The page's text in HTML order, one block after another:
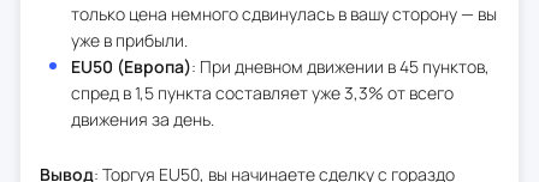
только цена немного сдвинулась в вашу сторону — вы
уже в прибыли.
EU50 (Европа): При дневном движении в 45 пунктов,
спред в 1,5 пункта составляет уже 3,3% от всего
движения за день.
Вывод: Торгуя EU50, вы начинаете сделку с гораздо